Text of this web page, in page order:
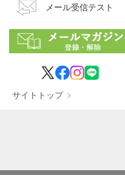
メール受信テスト
サイトトップ